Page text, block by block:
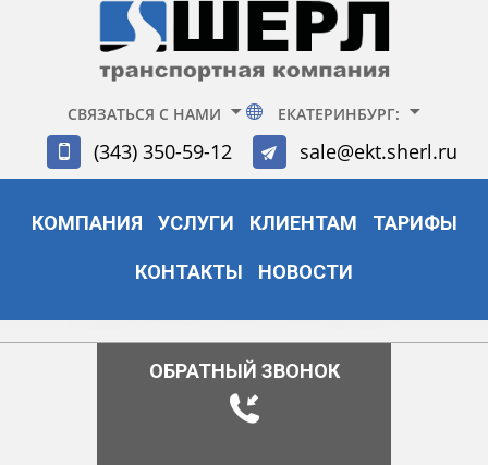
СВЯЗАТЬСЯ С НАМИ ЕКАТЕРИНБУРГ:
(343) 350-59-12 sale@ekt.sherl.ru
КОМПАНИЯ УСЛУГИ КЛИЕНТАМ ТАРИФЫ
КОНТАКТЫ НОВОСТИ
ОБРАТНЫЙ ЗВОНОК